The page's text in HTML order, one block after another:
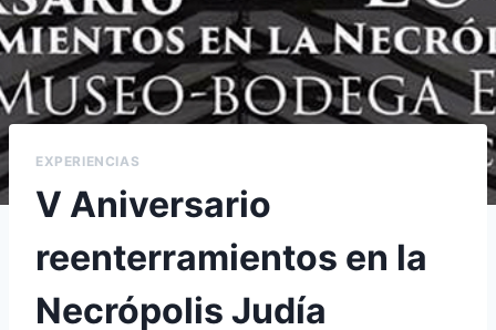
EXPERIENCIAS
V Aniversario
reenterramientos en la
Necrópolis Judía